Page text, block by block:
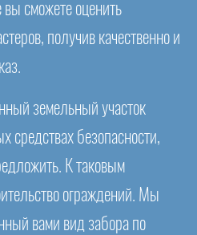
вы сможете оценить
получив качественно и
земельный участок
средствах безопасности,
К таковым
ограждений. Мы
вами вид забора по